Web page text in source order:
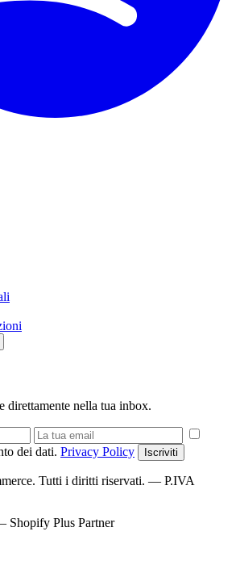
direttamente nella tua inbox.
dei dati. Privacy Policy Iscriviti
Tutti i diritti riservati. — P.IVA
Shopify Plus Partner